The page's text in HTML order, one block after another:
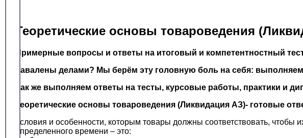
Теоретические основы товароведения
Примерные вопросы и ответы на итоговый и компетентностный
Завалены делами? Мы берём эту головную боль на себя:
Так же выполняем ответы на тесты, курсовые работы, практики
Теоретические основы товароведения (Ликвидация АЗ)- готовые
Условия и особенности, которым товары должны соответствовать,
определенного времени – это: